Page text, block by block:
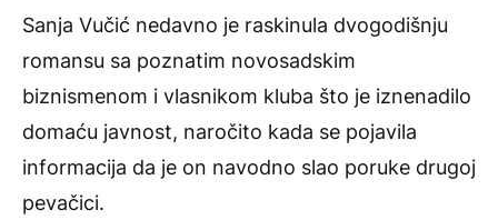
Sanja Vučić nedavno je raskinula dvogodišnju
romansu sa poznatim novosadskim
biznismenom i vlasnikom kluba što je iznenadilo
domaću javnost, naročito kada se pojavila
informacija da je on navodno slao poruke drugoj
pevačici.